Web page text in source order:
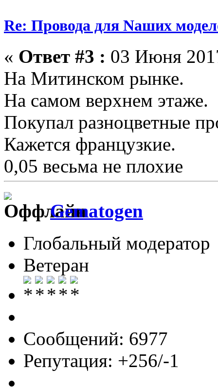
Re: Провода для Nаших
« Ответ #3 : 03 Июня
На Митинском рынке.
На самом верхнем этаже.
Покупал разноцветные
Кажется французкие.
0,05 весьма не плохие
Gematogen
Глобальный модератор
Ветеран
Сообщений: 6977
Репутация: +256/-1